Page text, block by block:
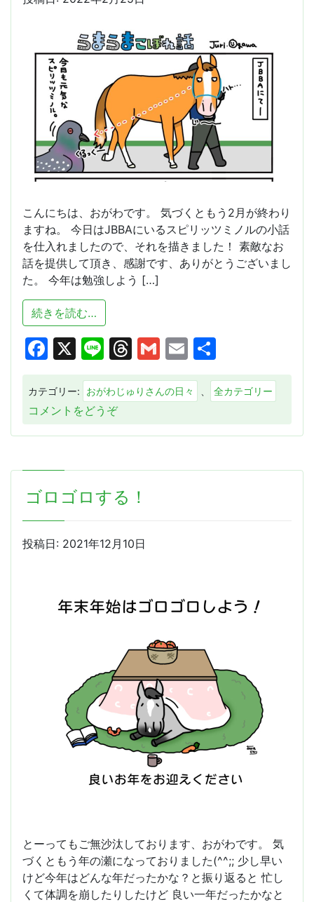
こんにちは、おがわです。 気づくともう2月が終わり
ますね。 今日はJBBAにいるスピリッツミノルの小話
を仕入れましたので、それを描きました！ 素敵なお
話を提供して頂き、感謝です、ありがとうございまし
た。 今年は勉強しよう […]
続きを読む…
Facebook
X LineThreads
Gmail
Email
カテゴリー: おがわじゅりさんの日々 全カテゴリー
コメントをどうぞ(も
わ
ゴロゴロする！
投稿日: 2021年12月10日
とーってもご無沙汰しております、おがわです。 気
づくともう年の瀬になっておりました(^^;; 少し早い
けど今年はどんな年だったかな？と振り返ると 忙し
くて体調を崩したりしたけど 良い一年だったかなと